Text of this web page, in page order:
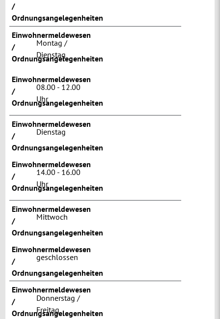
/
Ordnungsangelegenheiten
Einwohnermeldewesen
/
Ordnungsangelegenheiten
Montag /
Dienstag
Einwohnermeldewesen
/
Ordnungsangelegenheiten
08.00 - 12.00
Uhr
Einwohnermeldewesen
/
Ordnungsangelegenheiten
Dienstag
Einwohnermeldewesen
/
Ordnungsangelegenheiten
14.00 - 16.00
Uhr
Einwohnermeldewesen
/
Ordnungsangelegenheiten
Mittwoch
Einwohnermeldewesen
/
Ordnungsangelegenheiten
geschlossen
Einwohnermeldewesen
/
Ordnungsangelegenheiten
Donnerstag /
Freitag